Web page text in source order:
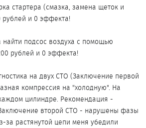
стартера (смазка, замена щеток и
рублей и 0 эффекта!
найти подсос воздуха с помощью
рублей и 0 эффекта!
на двух СТО (Заключение первой
компрессия на "холодную". На
цилиндре. Рекомендация -
второй СТО - нарушены фазы
за растянутой цепи меня убедили